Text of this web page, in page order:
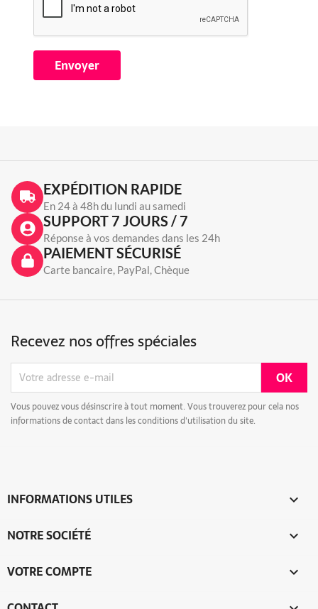
EXPÉDITION RAPIDE
En 24 à 48h du lundi au samedi
SUPPORT 7 JOURS / 7
Réponse à vos demandes dans les 24h
PAIEMENT SÉCURISÉ
Carte bancaire, PayPal, Chèque
Recevez nos offres spéciales
Vous pouvez vous désinscrire à tout moment. Vous trouverez pour cela nos
informations de contact dans les conditions d'utilisation du site.
INFORMATIONS UTILES 
NOTRE SOCIÉTÉ 
VOTRE COMPTE 